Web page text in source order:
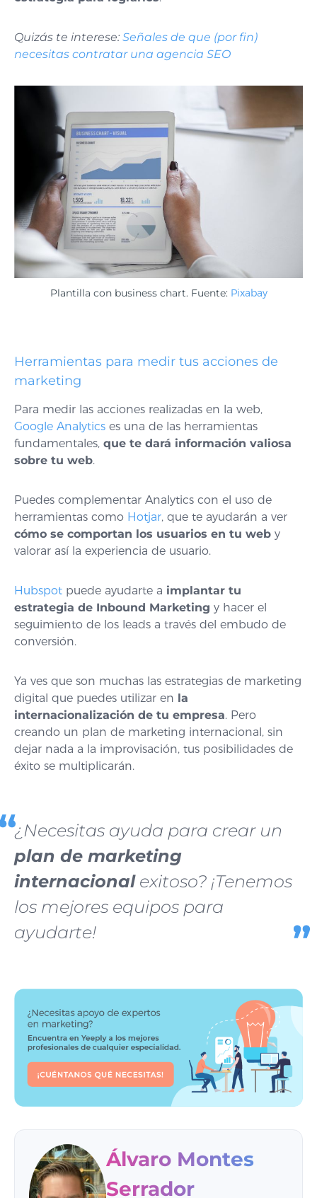
Quizás te interese: Señales de que (por fin)
necesitas contratar una agencia SEO
Plantilla con business chart. Fuente: Pixabay
Herramientas para medir tus acciones de
marketing
Para medir las acciones realizadas en la web,
Google Analytics es una de las herramientas
fundamentales, que te dará información valiosa
sobre tu web.
Puedes complementar Analytics con el uso de
herramientas como Hotjar, que te ayudarán a ver
cómo se comportan los usuarios en tu web y
valorar así la experiencia de usuario.
Hubspot puede ayudarte a implantar tu
estrategia de Inbound Marketing y hacer el
seguimiento de los leads a través del embudo de
conversión.
Ya ves que son muchas las estrategias de marketing
digital que puedes utilizar en la
internacionalización de tu empresa. Pero
creando un plan de marketing internacional, sin
dejar nada a la improvisación, tus posibilidades de
éxito se multiplicarán.
¿Necesitas ayuda para crear un
plan de marketing
internacionalexitoso? ¡Tenemos
los mejores equipos para
ayudarte!
Álvaro Montes
Serrador